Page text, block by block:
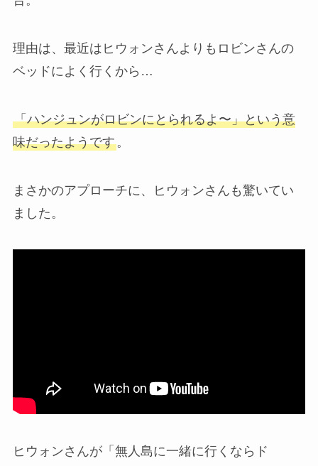
理由は、最近はヒウォンさんよりもロビンさんの
ベッドによく行くから…
「ハンジュンがロビンにとられるよ〜」という意
味だったようです。
まさかのアプローチに、ヒウォンさんも驚いてい
ました。
ヒウォンさんが「無人島に一緒に行くならド